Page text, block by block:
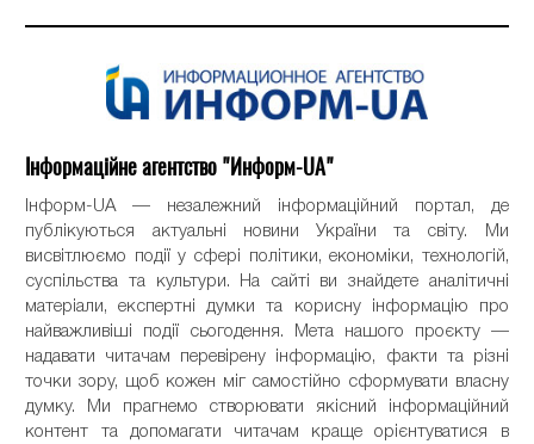
Інформаційне агентство "Информ-UA"
Інформ-UA — незалежний інформаційний портал, де
публікуються актуальні новини України та світу. Ми
висвітлюємо події у сфері політики, економіки, технологій,
суспільства та культури. На сайті ви знайдете аналітичні
матеріали, експертні думки та корисну інформацію про
найважливіші події сьогодення. Мета нашого проєкту —
надавати читачам перевірену інформацію, факти та різні
точки зору, щоб кожен міг самостійно сформувати власну
думку. Ми прагнемо створювати якісний інформаційний
контент та допомагати читачам краще орієнтуватися в